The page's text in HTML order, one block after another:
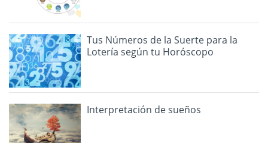
Tus Números de la Suerte para la
Lotería según tu Horóscopo
Interpretación de sueños